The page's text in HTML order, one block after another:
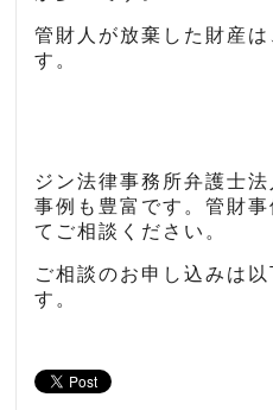
管財人が放棄した財産
す。
ジン法律事務所弁護士
事例も豊富です。管財
てご相談ください。
ご相談のお申し込みは
す。